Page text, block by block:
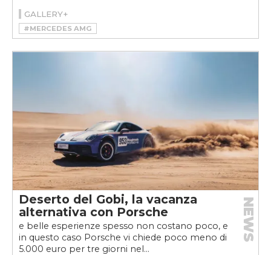
GALLERY+
#MERCEDES AMG
#MERCEDES-AMG CLA 45 4MATIC+
Deserto del Gobi, la vacanza
alternativa con Porsche
e belle esperienze spesso non costano poco, e
in questo caso Porsche vi chiede poco meno di
5.000 euro per tre giorni nel...
NEWS